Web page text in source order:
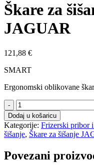
Škare za
JAGUAR
121,88 €
SMART
Ergonomski oblikovane
Škare
za
šišanje
J4355
–
količina
Dodaj u košaricu
Kategorije: Frizerski pribor i
šišanje, Škare za šišanje
Povezani